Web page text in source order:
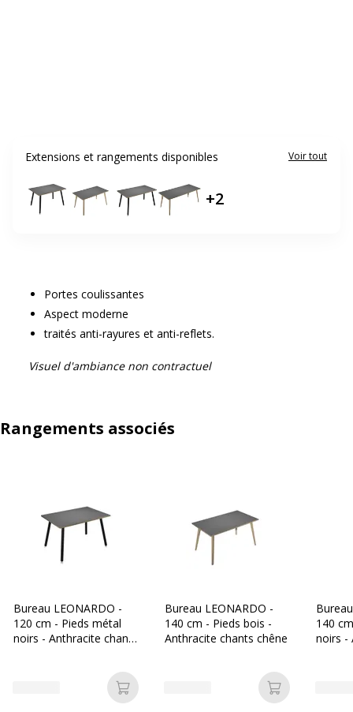
Extensions et rangements disponibles Voir tout
+2
Portes coulissantes
Aspect moderne
traités anti-rayures et anti-reflets.
Visuel d'ambiance non contractuel
Rangements associés
Bureau LEONARDO -
120 cm - Pieds métal
noirs - Anthracite chants
Ajouter au panier
Bureau LEONARDO -
140 cm - Pieds bois -
Anthracite chants chêne
Ajouter au
140
noirs -